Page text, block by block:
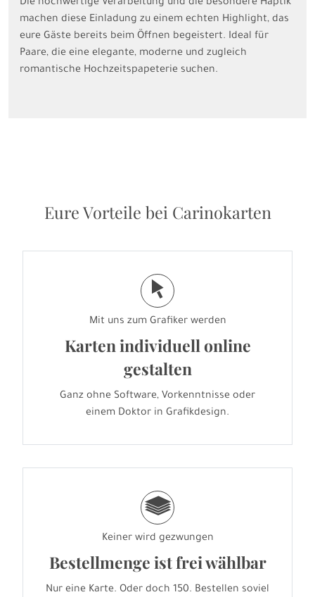
Die hochwertige Verarbeitung und die besondere Haptik
machen diese Einladung zu einem echten Highlight, das
eure Gäste bereits beim Öffnen begeistert. Ideal für
Paare, die eine elegante, moderne und zugleich
romantische Hochzeitspapeterie suchen.
Eure Vorteile bei Carinokarten
j
Mit uns zum Grafiker werden
Karten individuell online
gestalten
Ganz ohne Software, Vorkenntnisse oder
einem Doktor in Grafikdesign.
g
Keiner wird gezwungen
Bestellmenge ist frei wählbar
Nur eine Karte. Oder doch 150. Bestellen soviel